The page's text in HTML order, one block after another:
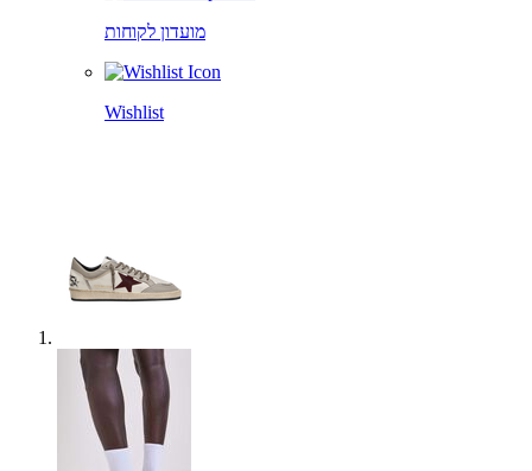
מועדון לקוחות
Wishlist